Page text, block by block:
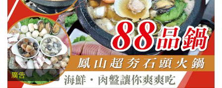
廣告